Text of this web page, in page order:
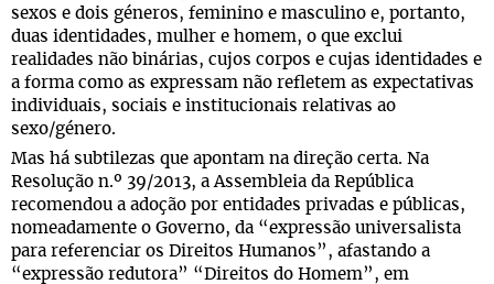
sexos e dois géneros, feminino e masculino e, portanto,
duas identidades, mulher e homem, o que exclui
realidades não binárias, cujos corpos e cujas identidades e
a forma como as expressam não refletem as expectativas
individuais, sociais e institucionais relativas ao
sexo/género.
Mas há subtilezas que apontam na direção certa. Na
Resolução n.º 39/2013, a Assembleia da República
recomendou a adoção por entidades privadas e públicas,
nomeadamente o Governo, da “expressão universalista
para referenciar os Direitos Humanos”, afastando a
“expressão redutora” “Direitos do Homem”, em